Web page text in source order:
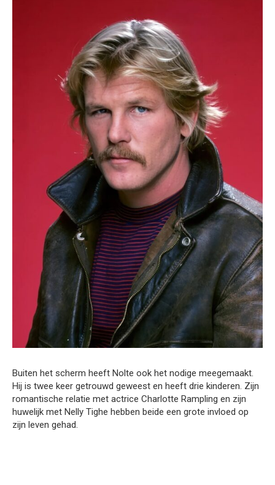
Buiten het scherm heeft Nolte ook het nodige meegemaakt.
Hij is twee keer getrouwd geweest en heeft drie kinderen. Zijn
romantische relatie met actrice Charlotte Rampling en zijn
huwelijk met Nelly Tighe hebben beide een grote invloed op
zijn leven gehad.